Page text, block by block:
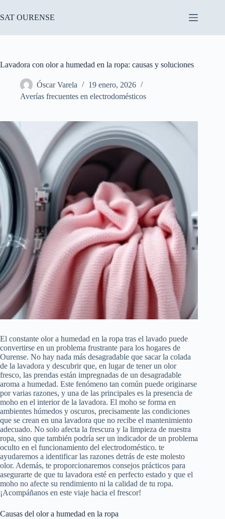
al
contenido
SAT OURENSE
Lavadora con olor a humedad en la ropa: causas y soluciones
Óscar Varela
19 enero, 2026
Averías frecuentes en electrodomésticos
El constante olor a humedad en la ropa tras el lavado puede
convertirse en un problema frustrante para los hogares de
Ourense. No hay nada más desagradable que sacar la colada
de la lavadora y descubrir que, en lugar de tener un olor
fresco, las prendas están impregnadas de un desagradable
aroma a humedad. Este fenómeno tan común puede originarse
por varias razones, y una de las principales es la presencia de
moho en el interior de la lavadora. El moho se forma en
ambientes húmedos y oscuros, precisamente las condiciones
que se crean en una lavadora que no recibe el mantenimiento
adecuado. No solo afecta la frescura y la limpieza de nuestra
ropa, sino que también podría ser un indicador de un problema
oculto en el funcionamiento del electrodoméstico. te
ayudaremos a identificar las razones detrás de este molesto
olor. Además, te proporcionaremos consejos prácticos para
asegurarte de que tu lavadora esté en perfecto estado y que el
moho no afecte su rendimiento ni la calidad de tu ropa.
¡Acompáñanos en este viaje hacia el frescor!
Causas del olor a humedad en la ropa